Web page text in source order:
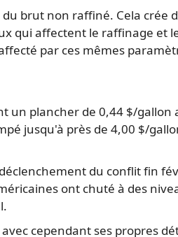
brut non raffiné. Cela crée
qui affectent le raffinage et
par ces mêmes
un plancher de 0,44 $/gallon
jusqu'à près de 4,00 $/
du conflit fin
ont chuté à des
cependant ses propres